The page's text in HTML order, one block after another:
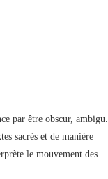
par être obscur, ambigu.
sacrés et de manière
le mouvement des